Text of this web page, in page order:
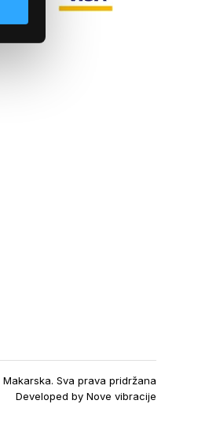
Sva prava pridržana
Developed byNove vibracije